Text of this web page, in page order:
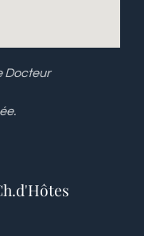
Docteur